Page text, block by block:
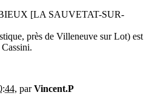
[LA SAUVETAT-SUR-
près de Villeneuve sur Lot) est
, parVincent.P